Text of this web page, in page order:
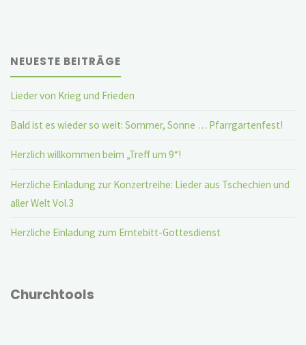
NEUESTE BEITRÄGE
Lieder von Krieg und Frieden
Bald ist es wieder so weit: Sommer, Sonne … Pfarrgartenfest!
Herzlich willkommen beim „Treff um 9“!
Herzliche Einladung zur Konzertreihe: Lieder aus Tschechien und
aller Welt Vol.3
Herzliche Einladung zum Erntebitt-Gottesdienst
Churchtools